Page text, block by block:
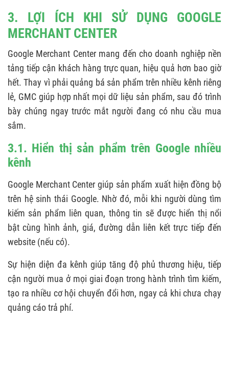
3. LỢI ÍCH KHI SỬ DỤNG GOOGLE
MERCHANT CENTER
Google Merchant Center mang đến cho doanh nghiệp nền
tảng tiếp cận khách hàng trực quan, hiệu quả hơn bao giờ
hết. Thay vì phải quảng bá sản phẩm trên nhiều kênh riêng
lẻ, GMC giúp hợp nhất mọi dữ liệu sản phẩm, sau đó trình
bày chúng ngay trước mắt người đang có nhu cầu mua
sắm.
3.1. Hiển thị sản phẩm trên Google nhiều
kênh
Google Merchant Center giúp sản phẩm xuất hiện đồng bộ
trên hệ sinh thái Google. Nhờ đó, mỗi khi người dùng tìm
kiếm sản phẩm liên quan, thông tin sẽ được hiển thị nổi
bật cùng hình ảnh, giá, đường dẫn liên kết trực tiếp đến
website (nếu có).
Sự hiện diện đa kênh giúp tăng độ phủ thương hiệu, tiếp
cận người mua ở mọi giai đoạn trong hành trình tìm kiếm,
tạo ra nhiều cơ hội chuyển đổi hơn, ngay cả khi chưa chạy
quảng cáo trả phí.